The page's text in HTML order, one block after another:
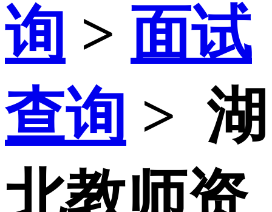
询 > 面试
查询 > 湖
北教师资